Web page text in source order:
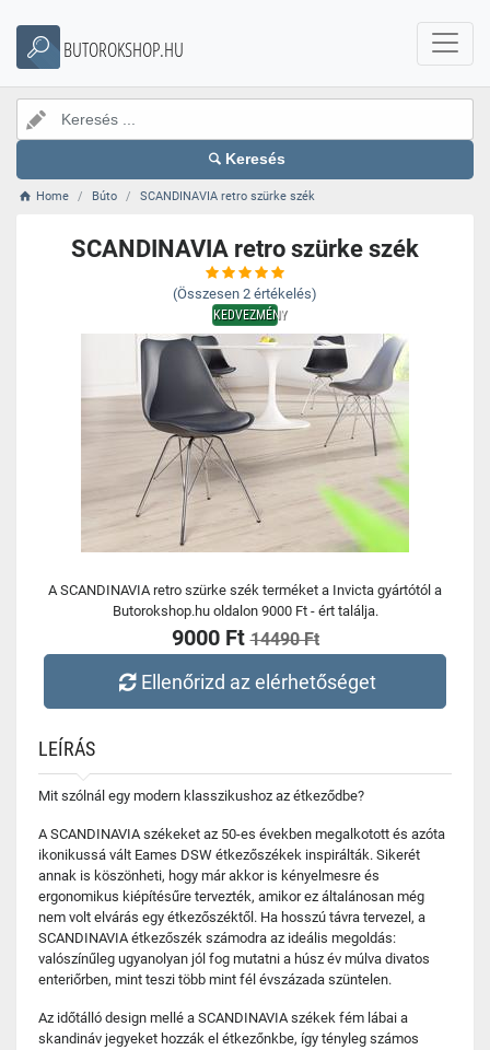
BUTOROKSHOP.HU
Keresés
Home Búto SCANDINAVIA retro szürke szék
SCANDINAVIA retro szürke szék
(Összesen 2 értékelés)
KEDVEZMÉNY
A SCANDINAVIA retro szürke szék terméket a Invicta gyártótól a
Butorokshop.hu oldalon 9000 Ft - ért találja.
9000 Ft14490 Ft
Ellenőrizd az elérhetőséget
LEÍRÁS
Mit szólnál egy modern klasszikushoz az étkeződbe?
A SCANDINAVIA székeket az 50-es években megalkotott és azóta
ikonikussá vált Eames DSW étkezőszékek inspirálták. Sikerét
annak is köszönheti, hogy már akkor is kényelmesre és
ergonomikus kiépítésűre tervezték, amikor ez általánosan még
nem volt elvárás egy étkezőszéktől. Ha hosszú távra tervezel, a
SCANDINAVIA étkezőszék számodra az ideális megoldás:
valószínűleg ugyanolyan jól fog mutatni a húsz év múlva divatos
enteriőrben, mint teszi több mint fél évszázada szüntelen.
Az időtálló design mellé a SCANDINAVIA székek fém lábai a
skandináv jegyeket hozzák el étkezőnkbe, így tényleg számos